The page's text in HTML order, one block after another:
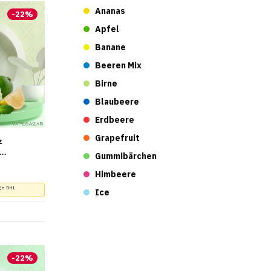
Ananas
Apfel
Banane
Beeren Mix
Birne
Blaubeere
Erdbeere
Grapefruit
Gummibärchen
Himbeere
Ice
-22%
Preis war: 8,90 €
Preis ist: 6,90 €.
DHL
-22%